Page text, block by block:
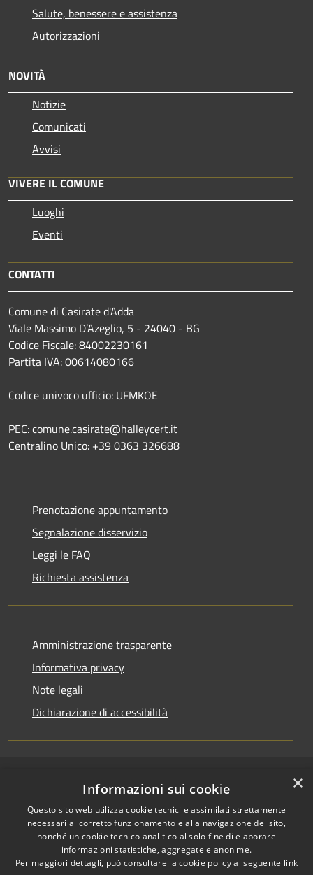
Salute, benessere e assistenza
Autorizzazioni
NOVITÀ
Notizie
Comunicati
Avvisi
VIVERE IL COMUNE
Luoghi
Eventi
CONTATTI
Comune di Casirate d'Adda
Viale Massimo D’Azeglio, 5 - 24040 - BG
Codice Fiscale: 84002230161
Partita IVA: 00614080166
Codice univoco ufficio: UFMKOE
PEC: comune.casirate@halleycert.it
Centralino Unico: +39 0363 326688
Prenotazione appuntamento
Segnalazione disservizio
Leggi le FAQ
Richiesta assistenza
Amministrazione trasparente
Informativa privacy
Note legali
Dichiarazione di accessibilità
Privacy
Cookie
Mappa del sito
Permessi web -
Copyright © 2026 • Comune di
Municipium•Accesso
redazione
×
Informazioni sui cookie
Questo sito web utilizza cookie tecnici e assimilati strettamente
necessari al corretto funzionamento e alla navigazione del sito,
nonché un cookie tecnico analitico al solo fine di elaborare
informazioni statistiche, aggregate e anonime.
Per maggiori dettagli, può consultare la cookie policy al seguente link